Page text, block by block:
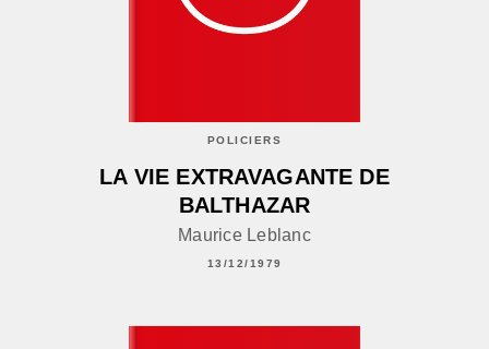
POLICIERS
LA VIE EXTRAVAGANTE DE
BALTHAZAR
Maurice Leblanc
13/12/1979